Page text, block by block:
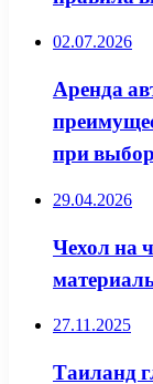
02.07.2026
Аренда
при
29.04.2026
Чехол на
27.11.2025
Таиланд